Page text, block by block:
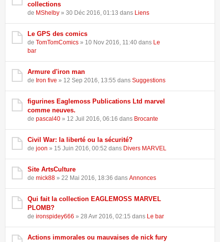
collections
de MShelby » 30 Déc 2016, 01:13 dans Liens
Le GPS des comics
de TomTomComics » 10 Nov 2016, 11:40 dans Le
bar
Armure d'iron man
de Iron five » 12 Sep 2016, 13:55 dans Suggestions
figurines Eaglemoss Publications Ltd marvel
comme neuves.
de pascal40 » 12 Juil 2016, 06:16 dans Brocante
Civil War: la liberté ou la sécurité?
de joon » 15 Juin 2016, 00:52 dans Divers MARVEL
Site ArtsCulture
de mick88 » 22 Mai 2016, 18:36 dans Annonces
Qui fait la collection EAGLEMOSS MARVEL
PLOMB?
de ironspidey666 » 28 Avr 2016, 02:15 dans Le bar
Actions immorales ou mauvaises de nick fury